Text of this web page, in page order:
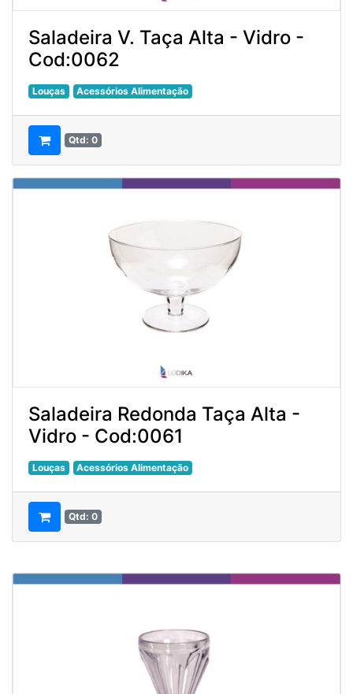
Saladeira V. Taça Alta - Vidro -
Cod:0062
Louças Acessórios Alimentação
Qtd: 0
Saladeira Redonda Taça Alta -
Vidro - Cod:0061
Louças Acessórios Alimentação
Qtd: 0